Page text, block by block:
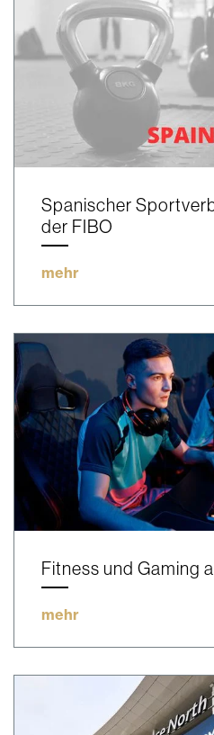
Spanischer
der FIBO
mehr
Fitness und Gaming
mehr